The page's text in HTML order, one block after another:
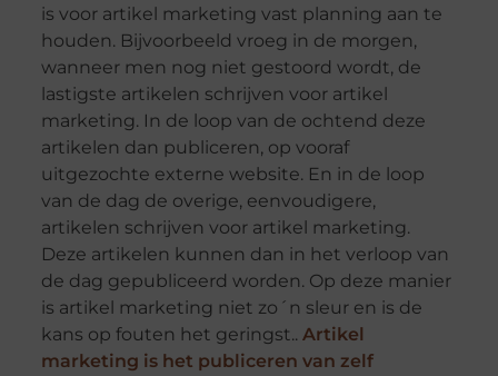
is voor artikel marketing vast planning aan te
houden. Bijvoorbeeld vroeg in de morgen,
wanneer men nog niet gestoord wordt, de
lastigste artikelen schrijven voor artikel
marketing. In de loop van de ochtend deze
artikelen dan publiceren, op vooraf
uitgezochte externe website. En in de loop
van de dag de overige, eenvoudigere,
artikelen schrijven voor artikel marketing.
Deze artikelen kunnen dan in het verloop van
de dag gepubliceerd worden. Op deze manier
is artikel marketing niet zo´n sleur en is de
kans op fouten het geringst.. Artikel
marketing is het publiceren van zelf